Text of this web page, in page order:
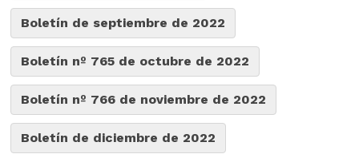
Boletín de septiembre de 2022
Boletín nº 765 de octubre de 2022
Boletín nº 766 de noviembre de 2022
Boletín de diciembre de 2022